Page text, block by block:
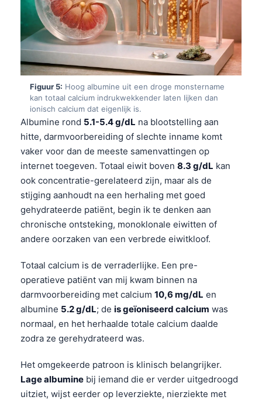
Figuur 5: Hoog albumine uit een droge monstername
kan totaal calcium indrukwekkender laten lijken dan
ionisch calcium dat eigenlijk is.
Albumine rond 5.1-5.4 g/dL na blootstelling aan
hitte, darmvoorbereiding of slechte inname komt
vaker voor dan de meeste samenvattingen op
internet toegeven. Totaal eiwit boven 8.3 g/dL kan
ook concentratie-gerelateerd zijn, maar als de
stijging aanhoudt na een herhaling met goed
gehydrateerde patiënt, begin ik te denken aan
chronische ontsteking, monoklonale eiwitten of
andere oorzaken van een verbrede eiwitkloof.
Totaal calcium is de verraderlijke. Een pre-
operatieve patiënt van mij kwam binnen na
darmvoorbereiding met calcium 10,6 mg/dL en
albumine 5.2 g/dL; de is geïoniseerd calcium was
normaal, en het herhaalde totale calcium daalde
zodra ze gerehydrateerd was.
Het omgekeerde patroon is klinisch belangrijker.
Lage albumine bij iemand die er verder uitgedroogd
uitziet, wijst eerder op leverziekte, nierziekte met
සිංහල
অসমীয়া
Македонски јазик
Euskara
Gàidhlig
العربية المغربية
Afrikaans
Монгол
ພາສາລາວ
Cebuano
ئۇيغۇرچە
Кыргызча
Татар теле
Беларуская мова
Esperanto
Frysk
Ślōnskŏ gŏdka